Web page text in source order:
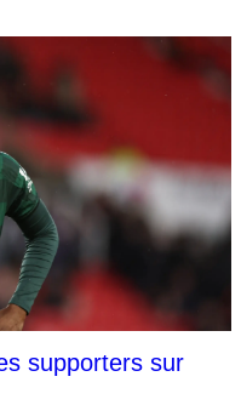
supporters sur